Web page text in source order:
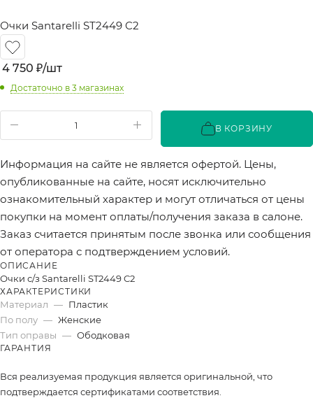
Очки Santarelli ST2449 C2
4 750 ₽/шт
Достаточно в 3 магазинах
В КОРЗИНУ
Информация на сайте не является офертой. Цены,
опубликованные на сайте, носят исключительно
ознакомительный характер и могут отличаться от цены
покупки на момент оплаты/получения заказа в салоне.
Заказ считается принятым после звонка или сообщения
от оператора с подтверждением условий.
ОПИСАНИЕ
Очки с/з Santarelli ST2449 C2
ХАРАКТЕРИСТИКИ
Материал — Пластик
По полу — Женские
Тип оправы — Ободковая
ГАРАНТИЯ
Вся реализуемая продукция является оригинальной, что
подтверждается сертификатами соответствия.